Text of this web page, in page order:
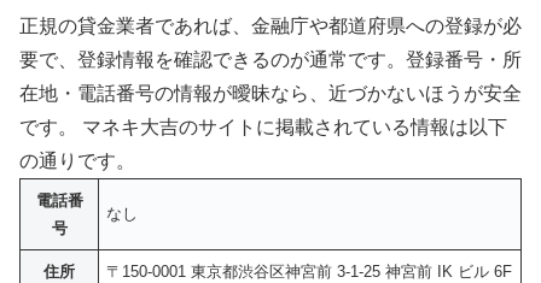
正規の貸金業者であれば、金融庁や都道府県への登録が必
要で、登録情報を確認できるのが通常です。登録番号・所
在地・電話番号の情報が曖昧なら、近づかないほうが安全
です。 マネキ大吉のサイトに掲載されている情報は以下
の通りです。
電話番
号
なし
住所 〒150-0001 東京都渋谷区神宮前 3-1-25 神宮前 IK ビル 6F